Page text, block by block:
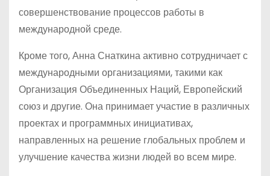
совершенствование процессов работы в
международной среде.
Кроме того, Анна Снаткина активно сотрудничает с
международными организациями, такими как
Организация Объединенных Наций, Европейский
союз и другие. Она принимает участие в различных
проектах и программных инициативах,
направленных на решение глобальных проблем и
улучшение качества жизни людей во всем мире.